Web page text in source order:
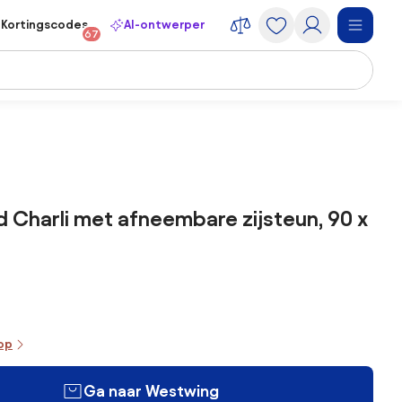
Kortingscodes
67
AI-ontwerper
Charli met afneembare zijsteun, 90 x
Ga naar Westwing